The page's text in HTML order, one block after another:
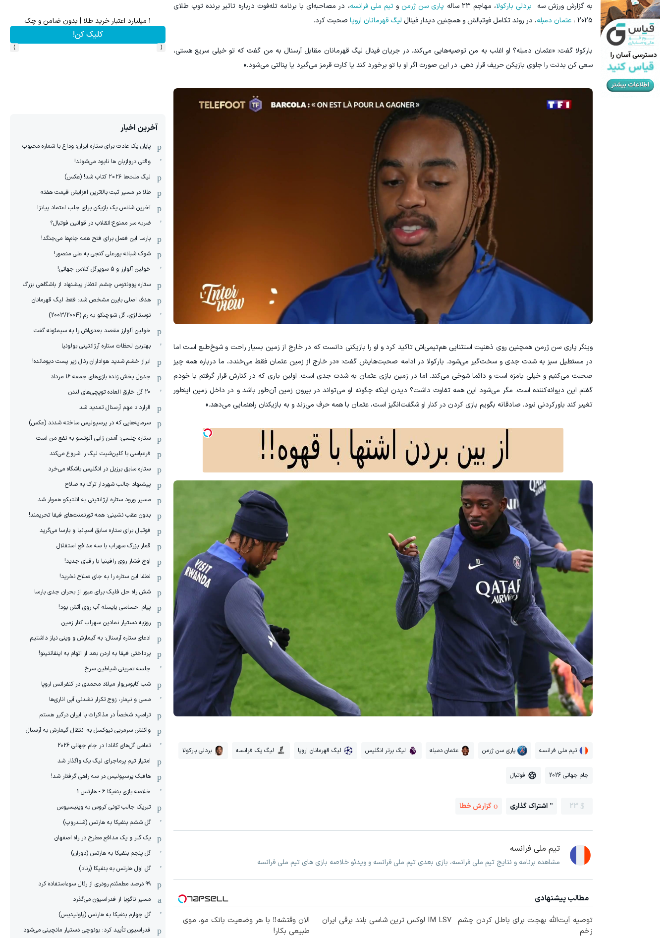
‫به گزارش ورزش سه بردلی بارکولا، مهاجم 23 ساله پاری سن ژرمن وتیم ملی فرانسه، در مصاحبه‌ای با برنامه تله‌فوت درباره تاثیر برنده توپ طلای
2025 ، عثمان دمبله، در روند تکامل فوتبالش و همچنین دیدار فینال لیگ قهرمانان اروپا صحبت کرد.
بارکولا گفت: «عثمان دمبله؟ او اغلب به من توصیه‌هایی می‌کند. در جریان فینال لیگ قهرمانان مقابل آرسنال به من گفت که تو خیلی سریع هستی،
سعی کن بدنت را جلوی بازیکن حریف قرار دهی. در این صورت اگر او با تو برخورد کند یا کارت قرمز می‌گیرد یا پنالتی می‌شود.»
‫وینگر پاری سن ژرمن همچنین روی ذهنیت استثنایی هم‌تیمی‌اش تاکید کرد و او را بازیکنی دانست که در خارج از زمین بسیار راحت و شوخ‌طبع است اما
در مستطیل سبز به شدت جدی و سخت‌گیر می‌شود. بارکولا در ادامه صحبت‌هایش گفت: «در خارج از زمین عثمان فقط می‌خندد، ما درباره همه چیز
صحبت می‌کنیم و خیلی بامزه است و دائما شوخی می‌کند. اما در زمین بازی عثمان به شدت جدی است. اولین باری که در کنارش قرار گرفتم با خودم
گفتم این دیوانه‌کننده است. مگر می‌شود این همه تفاوت داشت؟ دیدن اینکه چگونه او می‌تواند در بیرون زمین آن‌طور باشد و در داخل زمین اینطور
تغییر کند باورکردنی نبود. صادقانه بگویم بازی کردن در کنار او شگفت‌انگیز است، عثمان با همه حرف می‌زند و به بازیکنان راهنمایی می‌دهد.»
تیم ملی فرانسه پاری سن ژرمن عثمان دمبله لیگ برتر انگلیس لیگ قهرمانان اروپا لیگ یک فرانسه بردلی بارکولا
جام جهانی 2026 فوتبال
23 اشتراک گذاری گزارش خطا
تیم ملی فرانسه
مشاهده برنامه و نتایج تیم ملی فرانسه، بازی بعدی تیم ملی فرانسه و ویدئو خلاصه بازی های تیم ملی فرانسه
مطالب پیشنهادی
توصیه آیت‌الله بهجت برای باطل کردن چشم
زخم
IM LS7 لوکس ترین شاسی بلند برقی ایران
الان وقتشه‼️ با هر وضعیت بانک مو، موی
طبیعی بکار!
۱ میلیارد اعتبار خرید طلا | بدون ضامن و چک IM LS7 لوکس ترین شاسی بلند برقی ایران تنها راه ثروتمند شدن واقعی❗❗ بعد از این دوره تو خواب هم پول در بیار😍
فرصت ویژه‼️ استخدام بیمه
‹
›
آخرین اخبار
پایان یک عادت برای ستاره ایران: وداع با شماره محبوب
وقتی دروازبان ها نابود می‌شوند!
لیگ ملت‌ها ٢٠٢۶ کتاب شد! (عکس)
طلا در مسیر ثبت بالاترین افزایش قیمت هفته
آخرین شانس یک بازیکن برای جلب اعتماد پیاتزا
ضربه سر ممنوع؛انقلاب در قوانین فوتبال؟
بارسا این فصل برای فتح همه جام‌ها می‌جنگد!
شوک شبانه پورعلی گنجی به علی منصور!
خولین آلوارز و 5 سوپرگل کلاس جهانی!
ستاره یوونتوس چشم انتظار پیشنهاد از باشگاهی بزرگ
هدف اصلی بایرن مشخص شد: فقط لیگ قهرمانان
نوستالژی، گل شوچنکو به رم (2003/2004)
خولین آلوارز مقصد بعدی‌اش را به سیمئونه گفت
بهترین لحظات ستاره آرژانتینی بولونیا
ابراز خشم شدید هواداران رئال زیر پست دیومانده!
جدول پخش زنده بازی‌های جمعه 16 مرداد
20 گل خارق العاده توپچی‌های لندن
قرارداد مهم آرسنال تمدید شد
سرمایه‌هایی که در پرسپولیس ساخته شدند (عکس)
ستاره چلسی: آمدن ژابی آلونسو به نفع من است
فرعباسی با کلین‌شیت لیگ را شروع می‌کند
ستاره سابق برزیل در انگلیس باشگاه می‌خرد
پیشنهاد جالب شهردار ترک به صلاح
مسیر ورود ستاره آرژانتینی به اتلتیکو هموار شد
بدون عقب نشینی: همه تورنمنت‌های فیفا تحریمند!
فوتبال برای ستاره سابق اسپانیا و بارسا می‌گرید
قمار بزرگ سهراب با سه مدافع استقلال
اوج فشار روی رافینیا با رقبای جدید!
لطفا این ستاره را به جای صلاح نخرید!
شش راه حل فلیک برای عبور از بحران جدی بارسا
پیام احساسی یایسله آب روی آتش بود!
روزبه دستیار نمادین سهراب کنار زمین
ادعای ستاره آرسنال: به گیمارش و وینی نیاز داشتیم
پرداختی فیفا به اردن بعد از اتهام به اینفانتینو!
جلسه تمرینی شیاطین سرخ
شب کابوس‌وار میلاد محمدی در کنفرانس اروپا
مسی و نیمار، زوج تکرار نشدنی آبی اناری‌ها
ترامپ: شخصاً در مذاکرات با ایران درگیر هستم
واکنش سرمربی نیوکسل به انتقال گیمارش به آرسنال
تمامی گل‌های کانادا در جام جهانی 2026
امتیاز تیم پرماجرای لیگ یک واگذار شد
هافبک پرسپولیس در سه راهی گرفتار شد!
خلاصه بازی بنفیکا 6 - هارتس 1
تبریک جالب تونی کروس به وینیسیوس
گل ششم بنفیکا به هارتس (شلدروپ)
یک گلر و یک مدافع مطرح در راه اصفهان
گل پنجم بنفیکا به هارتس (دوران)
گل اول هارتس به بنفیکا (رناد)
۹۹ درصد مطمئنم رودری از رئال سوءاستفاده کرد
مسیر ناگویا از فدراسیون می‌گذرد
گل چهارم بنفیکا به هارتس (پاولیدیس)
فدراسیون تأیید کرد: بونوچی دستیار مانچینی می‌شود